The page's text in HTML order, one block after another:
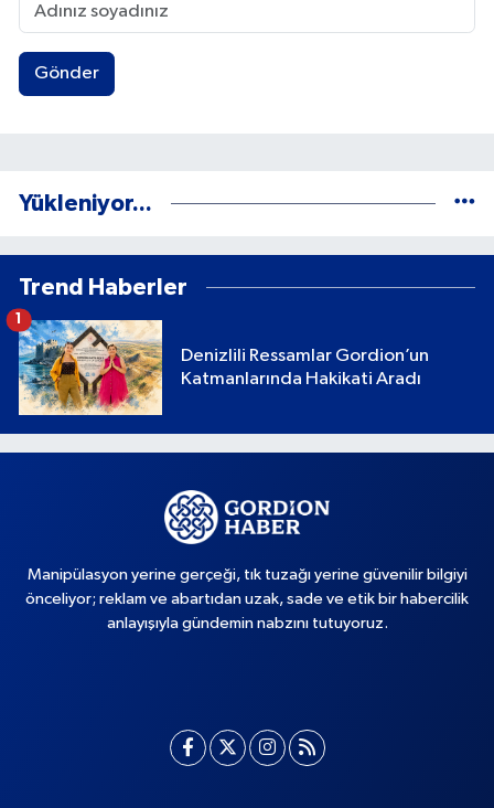
Gönder
Yükleniyor...
Trend Haberler
Denizlili Ressamlar Gordion’un
Katmanlarında Hakikati Aradı
1
Manipülasyon yerine gerçeği, tık tuzağı yerine güvenilir bilgiyi
önceliyor; reklam ve abartıdan uzak, sade ve etik bir habercilik
anlayışıyla gündemin nabzını tutuyoruz.